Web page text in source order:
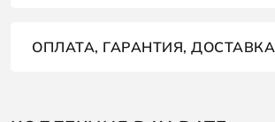
ОПЛАТА, ГАРАНТИЯ, ДОСТАВКА